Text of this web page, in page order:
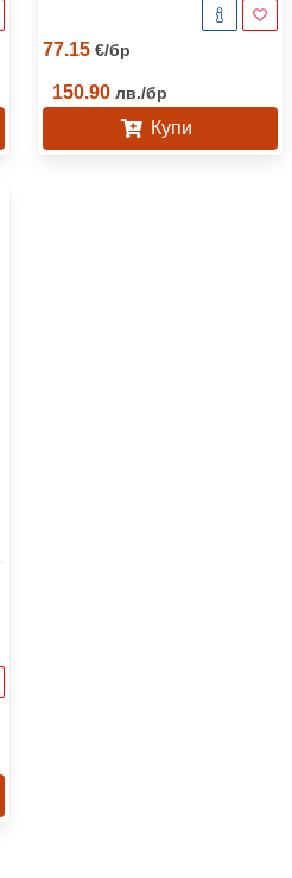
77.15 €/бр
150.90 лв./бр
Купи